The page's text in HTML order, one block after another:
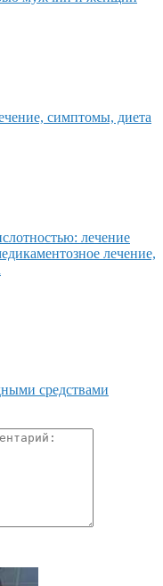
симптомы, диета
лечение
лечение,
средствами